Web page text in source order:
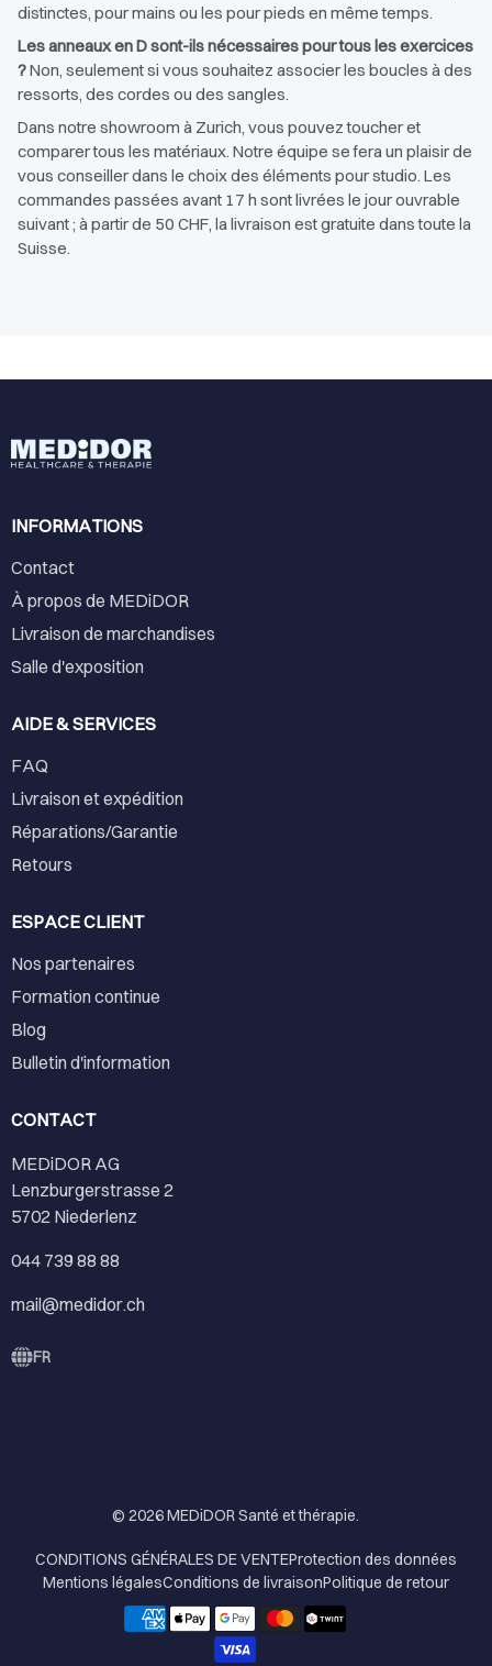
distinctes, pour mains ou les pour pieds en même temps.
Les anneaux en D sont-ils nécessaires pour tous les exercices
?Non, seulement si vous souhaitez associer les boucles à des
ressorts, des cordes ou des sangles.
Dans notre showroom à Zurich, vous pouvez toucher et
comparer tous les matériaux. Notre équipe se fera un plaisir de
vous conseiller dans le choix des éléments pour studio. Les
commandes passées avant 17 h sont livrées le jour ouvrable
suivant ; à partir de 50 CHF, la livraison est gratuite dans toute la
Suisse.
INFORMATIONS
Contact
À propos de MEDiDOR
Livraison de marchandises
Salle d'exposition
AIDE & SERVICES
FAQ
Livraison et expédition
Réparations/Garantie
Retours
ESPACE CLIENT
Nos partenaires
Formation continue
Blog
Bulletin d'information
CONTACT
MEDiDOR AG
Lenzburgerstrasse 2
5702 Niederlenz
044 739 88 88
mail@medidor.ch
FR
© 2026MEDiDOR Santé et thérapie.
CONDITIONS GÉNÉRALES DE VENTEProtection des données
Mentions légalesConditions de livraisonPolitique de retour